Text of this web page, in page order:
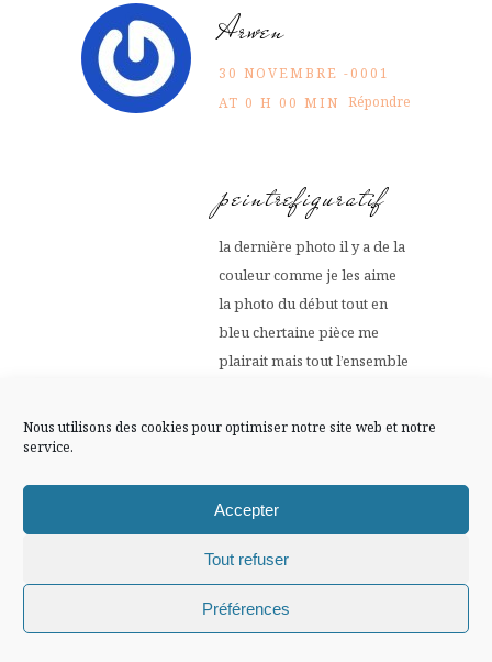
Nous utilisons des cookies pour optimiser notre site web et notre
service.
Accepter
Tout refuser
Préférences
Arwen
30 NOVEMBRE -0001
AT 0 H 00 MIN Répondre
peintrefiguratif
la dernière photo il y a de la
couleur comme je les aime
la photo du début tout en
bleu chertaine pièce me
plairait mais tout l’ensemble
les mules transparentes pas
aussi ainsi que la veste
rouge et blanche longue
avec la casquette perlée
on ne peut pas tout aimé
bon 1er Mai
Suivre sur Instagram
Mentions légales Confidentialité